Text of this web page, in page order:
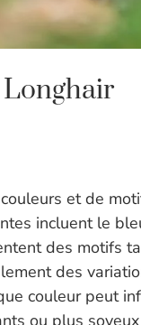
et de
incluent le
des motifs
des
couleur peut
ou plus